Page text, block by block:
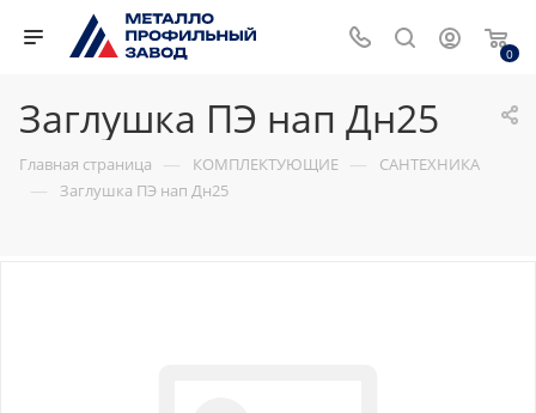
0
Заглушка ПЭ нап Дн25
Главная страница — КОМПЛЕКТУЮЩИЕ — САНТЕХНИКА
— Заглушка ПЭ нап Дн25